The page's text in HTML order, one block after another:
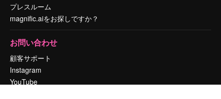
プレスルーム
magnific.aiをお探しですか？
お問い合わせ
顧客サポート
Instagram
YouTube